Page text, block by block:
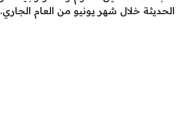
الحديثة خلال شهر يونيو من العام الجاري.